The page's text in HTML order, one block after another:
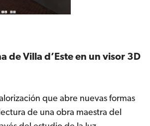
de Villa d’Este en un visor 3D
que abre nuevas formas
de una obra maestra del